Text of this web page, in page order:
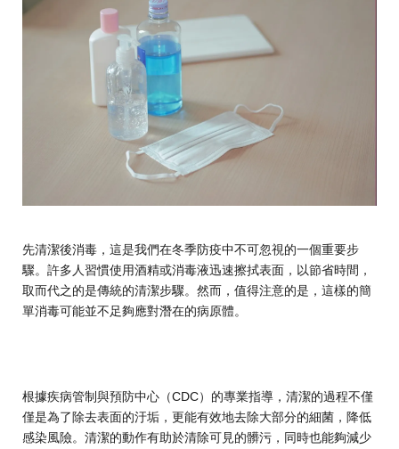
先清潔後消毒，這是我們在冬季防疫中不可忽視的一個重要步
驟。許多人習慣使用酒精或消毒液迅速擦拭表面，以節省時間，
取而代之的是傳統的清潔步驟。然而，值得注意的是，這樣的簡
單消毒可能並不足夠應對潛在的病原體。
根據疾病管制與預防中心（CDC）的專業指導，清潔的過程不僅
僅是為了除去表面的汙垢，更能有效地去除大部分的細菌，降低
感染風險。清潔的動作有助於清除可見的髒污，同時也能夠減少